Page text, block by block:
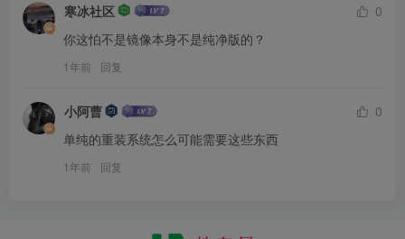
寒冰社区
0
你这怕不是镜像本身不是纯净版的？
1年前 回复
小阿曹
0
单纯的重装系统怎么可能需要这些东西
1年前 回复